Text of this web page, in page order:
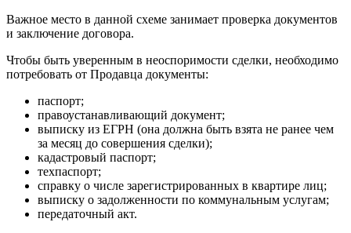
Важное место в данной схеме занимает проверка документов
и заключение договора.
Чтобы быть уверенным в неоспоримости сделки, необходимо
потребовать от Продавца документы:
паспорт;
правоустанавливающий документ;
выписку из ЕГРН (она должна быть взята не ранее чем
за месяц до совершения сделки);
кадастровый паспорт;
техпаспорт;
справку о числе зарегистрированных в квартире лиц;
выписку о задолженности по коммунальным услугам;
передаточный акт.